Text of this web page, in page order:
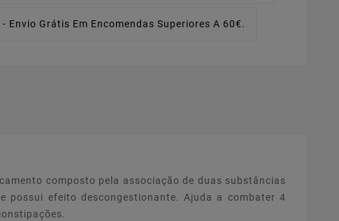
- Envio Grátis Em Encomendas Superiores A 60€.
composto pela associação de duas substâncias
efeito descongestionante. Ajuda a combater 4